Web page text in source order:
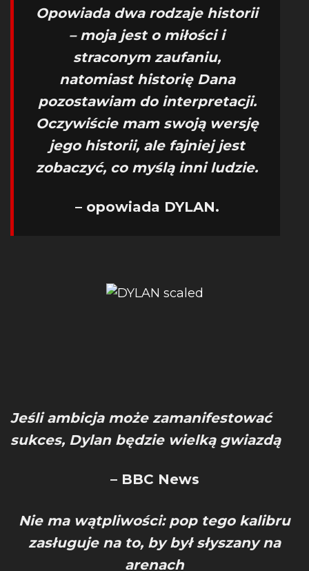
Opowiada dwa rodzaje historii
– moja jest o miłości i
straconym zaufaniu,
natomiast historię Dana
pozostawiam do interpretacji.
Oczywiście mam swoją wersję
jego historii, ale fajniej jest
zobaczyć, co myślą inni ludzie.
– opowiada DYLAN.
Jeśli ambicja może zamanifestować
sukces, Dylan będzie wielką gwiazdą
– BBC News
Nie ma wątpliwości: pop tego kalibru
zasługuje na to, by był słyszany na
arenach